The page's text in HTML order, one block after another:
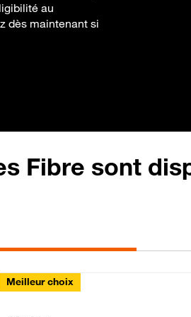
au
dès maintenant si
Fibre sont
Meilleur choix